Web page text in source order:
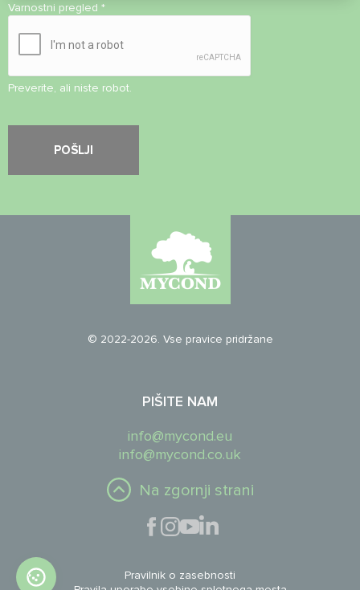
Varnostni pregled *
Preverite, ali niste robot.
© 2022-2026. Vse pravice pridržane
PIŠITE NAM
info@mycond.eu
info@mycond.co.uk
Na zgornji strani
Pravilnik o zasebnosti